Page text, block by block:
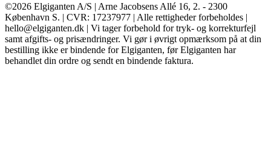
©2026 Elgiganten A/S | Arne Jacobsens Allé 16, 2. - 2300
København S. | CVR: 17237977 | Alle rettigheder forbeholdes |
hello@elgiganten.dk | Vi tager forbehold for tryk- og korrekturfejl
samt afgifts- og prisændringer. Vi gør i øvrigt opmærksom på at din
bestilling ikke er bindende for Elgiganten, før Elgiganten har
behandlet din ordre og sendt en bindende faktura.